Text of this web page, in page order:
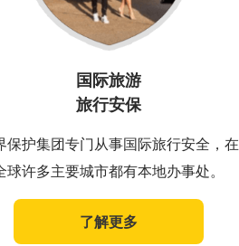
国际旅游
旅行安保
保护集团专门从事国际旅行安全，在
球许多主要城市都有本地办事处。
了解更多